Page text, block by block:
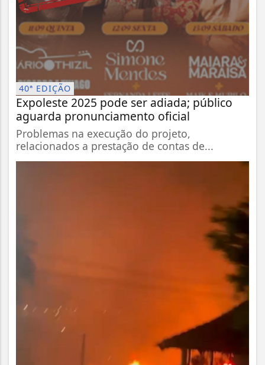
40ª EDIÇÃO
Expoleste 2025 pode ser adiada; público
aguarda pronunciamento oficial
Problemas na execução do projeto,
relacionados a prestação de contas de...